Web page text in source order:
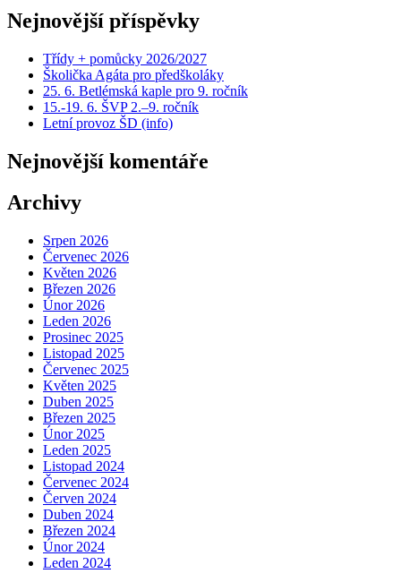
Nejnovější příspěvky
Třídy + pomůcky 2026/2027
Školička Agáta pro předškoláky
25. 6. Betlémská kaple pro 9. ročník
15.-19. 6. ŠVP 2.–9. ročník
Letní provoz ŠD (info)
Nejnovější komentáře
Archivy
Srpen 2026
Červenec 2026
Květen 2026
Březen 2026
Únor 2026
Leden 2026
Prosinec 2025
Listopad 2025
Červenec 2025
Květen 2025
Duben 2025
Březen 2025
Únor 2025
Leden 2025
Listopad 2024
Červenec 2024
Červen 2024
Duben 2024
Březen 2024
Únor 2024
Leden 2024